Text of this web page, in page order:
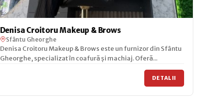
Denisa Croitoru Makeup & Brows
Sfântu Gheorghe
Denisa Croitoru Makeup & Brows este un furnizor din Sfântu
Gheorghe, specializat în coafură și machiaj. Oferă...
DETALII